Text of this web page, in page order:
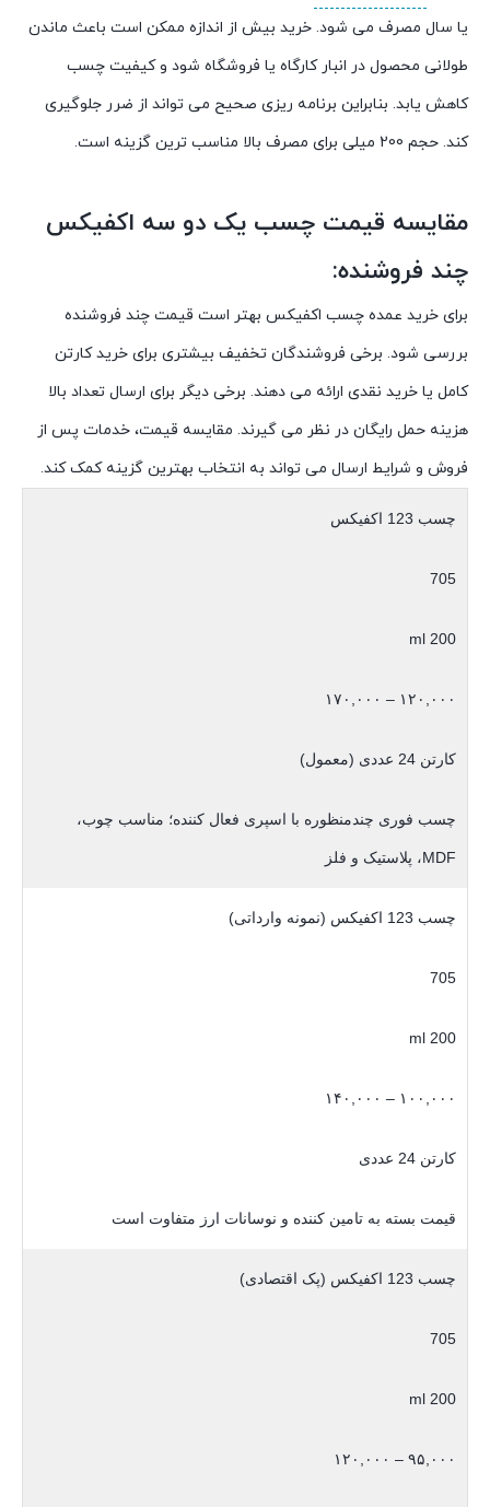
یا سال مصرف می شود. خرید بیش از اندازه ممکن است باعث ماندن
طولانی محصول در انبار کارگاه یا فروشگاه شود و کیفیت چسب
کاهش یابد. بنابراین برنامه ریزی صحیح می تواند از ضرر جلوگیری
کند. حجم 200 میلی برای مصرف بالا مناسب ترین گزینه است.
مقایسه قیمت چسب یک دو سه اکفیکس
چند فروشنده:
برای خرید عمده چسب اکفیکس بهتر است قیمت چند فروشنده
بررسی شود. برخی فروشندگان تخفیف بیشتری برای خرید کارتن
کامل یا خرید نقدی ارائه می دهند. برخی دیگر برای ارسال تعداد بالا
هزینه حمل رایگان در نظر می گیرند. مقایسه قیمت، خدمات پس از
فروش و شرایط ارسال می تواند به انتخاب بهترین گزینه کمک کند.
چسب 123 اکفیکس
705
200 ml
۱۲۰,۰۰۰ – ۱۷۰,۰۰۰
کارتن 24 عددی (معمول)
چسب فوری چندمنظوره با اسپری فعال کننده؛ مناسب چوب،
MDF، پلاستیک و فلز
چسب 123 اکفیکس (نمونه وارداتی)
705
200 ml
۱۰۰,۰۰۰ – ۱۴۰,۰۰۰
کارتن 24 عددی
قیمت بسته به تامین کننده و نوسانات ارز متفاوت است
چسب 123 اکفیکس (پک اقتصادی)
705
200 ml
۹۵,۰۰۰ – ۱۲۰,۰۰۰